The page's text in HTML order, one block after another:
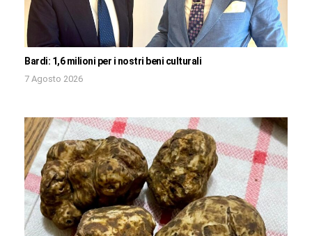
Bardi: 1,6 milioni per i nostri beni culturali
7 Agosto 2026